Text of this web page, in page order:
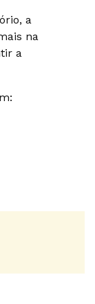
a
na
a